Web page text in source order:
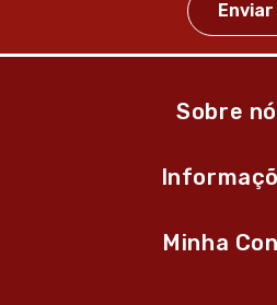
Sobre
Minha